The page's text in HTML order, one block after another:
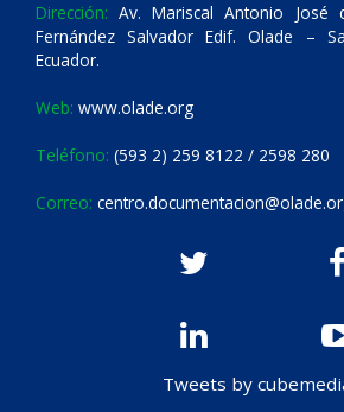
Dirección: Av. Mariscal Antonio José
Fernández Salvador Edif. Olade –
Ecuador.
Web: www.olade.org
Teléfono: (593 2) 259 8122 / 2598 280
Correo:
Tweets by